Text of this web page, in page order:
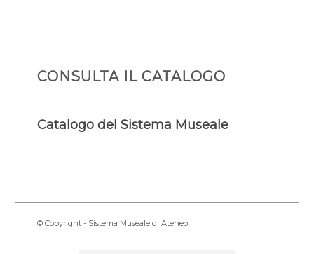
CONSULTA IL CATALOGO
Catalogo del Sistema Museale
© Copyright - Sistema Museale di Ateneo